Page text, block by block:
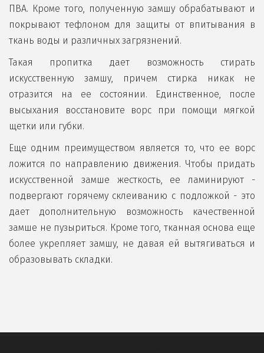
ПВА. Кроме того, полученную замшу обрабатывают и
покрывают тефлоном для защиты от впитывания в
ткань воды и различных загрязнений.
Такая пропитка дает возможность стирать
искусственную замшу, причем стирка никак не
отразится на ее состоянии. Единственное, после
высыхания восстановите ворс при помощи мягкой
щетки или губки.
Еще одним преимуществом является то, что ее ворс
ложится по направлению движения. Чтобы придать
искусственной замше жесткость, ее ламинируют -
подвергают горячему склеиванию с подложкой - это
дает дополнительную возможность качественной
замше не пузыриться. Кроме того, тканная основа еще
более укрепляет замшу, не давая ей вытягиваться и
образовывать складки.